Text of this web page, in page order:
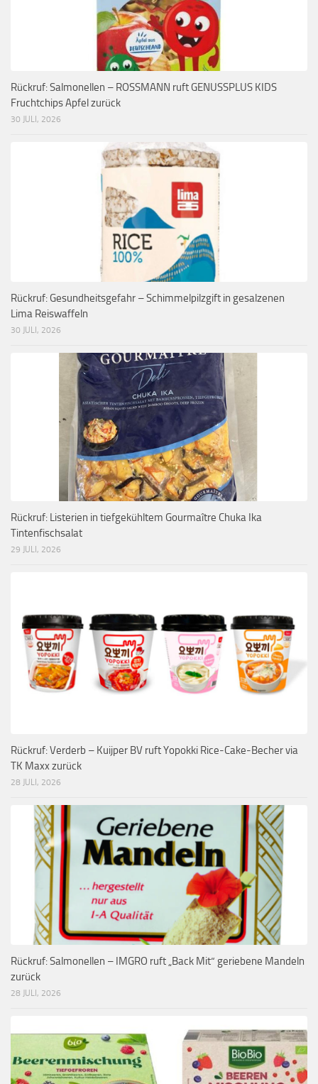
Rückruf: Salmonellen – ROSSMANN ruft GENUSSPLUS KIDS
Fruchtchips Apfel zurück
30 JULI, 2026
Rückruf: Gesundheitsgefahr – Schimmelpilzgift in gesalzenen
Lima Reiswaffeln
30 JULI, 2026
Rückruf: Listerien in tiefgekühltem Gourmaître Chuka Ika
Tintenfischsalat
29 JULI, 2026
Rückruf: Verderb – Kuijper BV ruft Yopokki Rice-Cake-Becher via
TK Maxx zurück
28 JULI, 2026
Rückruf: Salmonellen – IMGRO ruft „Back Mit“ geriebene Mandeln
zurück
28 JULI, 2026